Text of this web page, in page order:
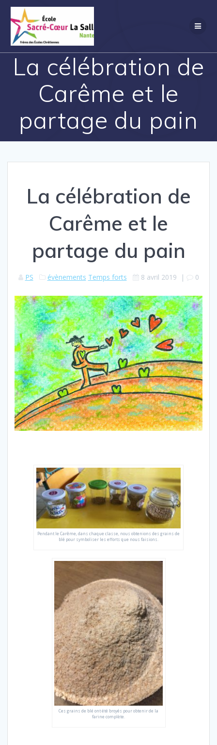
La célébration de
Carême et le
partage du pain
La célébration de
Carême et le
partage du pain
PS évènements Temps forts 8 avril 2019 | 0
Pendant le Carême, dans chaque classe, nous obtenions des grains de
blé pour symboliser les efforts que nous faisions.
Ces grains de blé ont été broyés pour obtenir de la
farine complète.